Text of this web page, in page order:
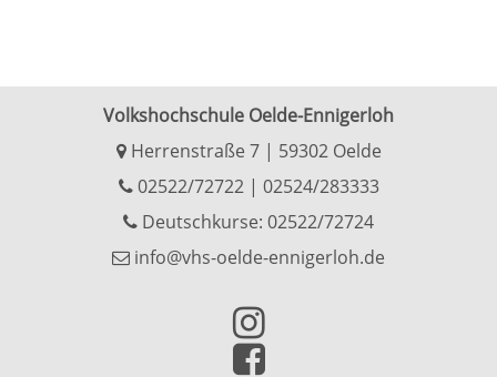
Volkshochschule Oelde-Ennigerloh
Herrenstraße 7 | 59302 Oelde
02522/72722| 02524/283333
Deutschkurse: 02522/72724
info@vhs-oelde-ennigerloh.de